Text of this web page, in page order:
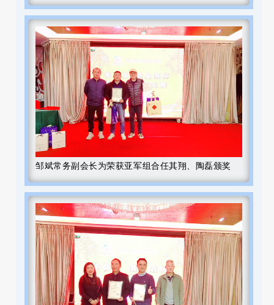
邹斌常务副会长为荣获亚军组合任其翔、陶磊颁奖